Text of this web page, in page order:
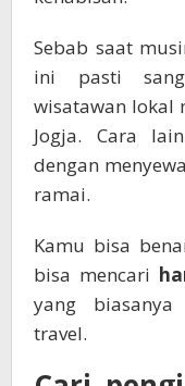
Sebab saat
ini pasti
wisatawan lokal
Jogja. Cara
dengan
ramai.
Kamu bisa
bisa mencari
yang
travel.